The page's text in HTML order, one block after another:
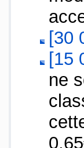
[30
[15
ne